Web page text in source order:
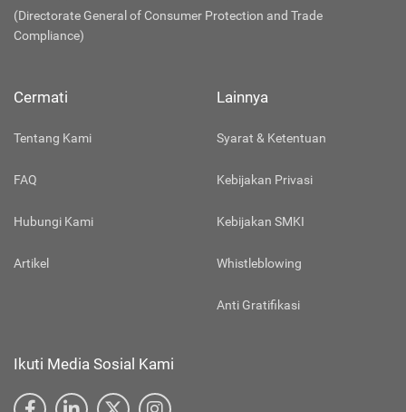
(Directorate General of Consumer Protection and Trade
Compliance)
Cermati
Tentang Kami
FAQ
Hubungi Kami
Artikel
Lainnya
Syarat & Ketentuan
Kebijakan Privasi
Kebijakan SMKI
Whistleblowing
Anti Gratifikasi
Ikuti Media Sosial Kami